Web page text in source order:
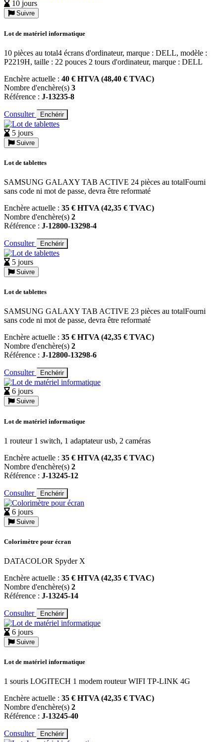
10 jours
Suivre
Lot de matériel informatique
10 pièces au total4 écrans d'ordinateur, marque : DELL, modèle :
P2219H, taille : 22 pouces 2 tours d'ordinateur, marque : DELL
Enchère actuelle : 40 € HTVA (48,40 € TVAC)
Nombre d'enchère(s) 3
Référence : J-13235-8
Consulter Enchérir
5 jours
Suivre
Lot de tablettes
SAMSUNG GALAXY TAB ACTIVE 24 pièces au totalFourni
sans code ni mot de passe, devra être reformaté
Enchère actuelle : 35 € HTVA (42,35 € TVAC)
Nombre d'enchère(s) 2
Référence : J-12800-13298-4
Consulter Enchérir
5 jours
Suivre
Lot de tablettes
SAMSUNG GALAXY TAB ACTIVE 23 pièces au totalFourni
sans code ni mot de passe, devra être reformaté
Enchère actuelle : 35 € HTVA (42,35 € TVAC)
Nombre d'enchère(s) 2
Référence : J-12800-13298-6
Consulter Enchérir
6 jours
Suivre
Lot de matériel informatique
1 routeur 1 switch, 1 adaptateur usb, 2 caméras
Enchère actuelle : 35 € HTVA (42,35 € TVAC)
Nombre d'enchère(s) 2
Référence : J-13245-12
Consulter Enchérir
6 jours
Suivre
Colorimètre pour écran
DATACOLOR Spyder X
Enchère actuelle : 35 € HTVA (42,35 € TVAC)
Nombre d'enchère(s) 2
Référence : J-13245-14
Consulter Enchérir
6 jours
Suivre
Lot de matériel informatique
1 souris LOGITECH 1 modem routeur WIFI TP-LINK 4G
Enchère actuelle : 35 € HTVA (42,35 € TVAC)
Nombre d'enchère(s) 2
Référence : J-13245-40
Consulter Enchérir